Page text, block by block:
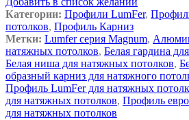
Категории: Профили LumFer,
потолков, Профиль Карниз
Метки: Lumfer серия Magnum,
натяжных потолков, Белая гардина
Белая ниша для натяжных потолков,
образный карниз для натяжного
Профиль LumFer для натяжных
для натяжных потолков, Профиль
для натяжных потолков